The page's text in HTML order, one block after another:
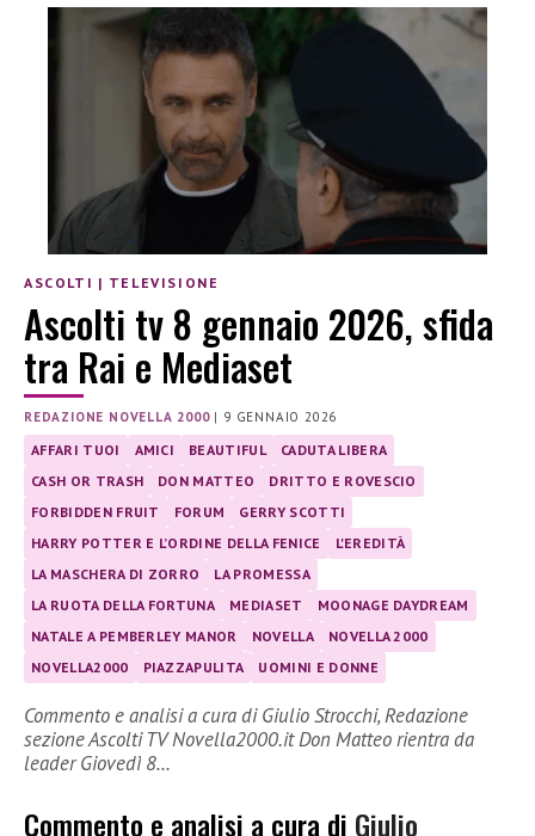
ASCOLTI | TELEVISIONE
Ascolti tv 8 gennaio 2026, sfida
tra Rai e Mediaset
REDAZIONE NOVELLA 2000| 9 GENNAIO 2026
AFFARI TUOI AMICI BEAUTIFUL
CADUTA LIBERA
CASH OR TRASH
DON MATTEO
DRITTO E ROVESCIO
FORBIDDEN FRUIT
FORUM
GERRY SCOTTI
HARRY POTTER E L’ORDINE DELLA FENICE
L'EREDITÀ
LA MASCHERA DI ZORRO
LA PROMESSA
LA RUOTA DELLA FORTUNA
MEDIASET
MOONAGE DAYDREAM
NATALE A PEMBERLEY MANOR
NOVELLA
NOVELLA 2000
NOVELLA2000
PIAZZAPULITA UOMINI E DONNE
Commento e analisi a cura di Giulio Strocchi, Redazione
sezione Ascolti TV Novella2000.it Don Matteo rientra da
leader Giovedì 8…
Commento e analisi a cura di Giulio